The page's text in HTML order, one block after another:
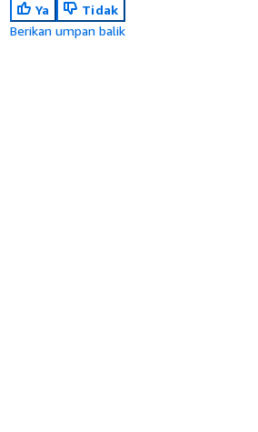
Ya
Tidak
Berikan umpan balik